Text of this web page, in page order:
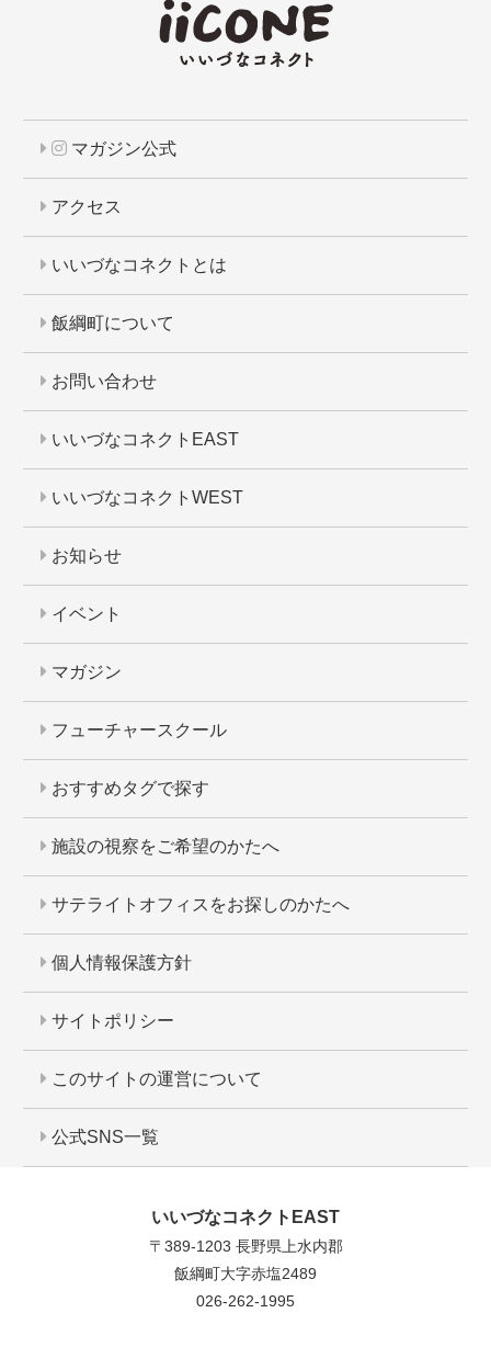
マガジン公式
アクセス
いいづなコネクトとは
飯綱町について
お問い合わせ
いいづなコネクトEAST
いいづなコネクトWEST
お知らせ
イベント
マガジン
フューチャースクール
おすすめタグで探す
施設の視察をご希望のかたへ
サテライトオフィスをお探しのかたへ
個人情報保護方針
サイトポリシー
このサイトの運営について
公式SNS一覧
いいづなコネクトEAST
〒389-1203 長野県上水内郡
飯綱町大字赤塩2489
026-262-1995